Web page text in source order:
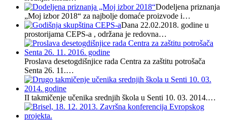
Dodeljena priznanja
„Moj izbor 2018“ za najbolje domaće proizvode i…
Dana 22.02.2018. godine u
prostorijama CEPS-a , održana je redovna…
Proslava desetogdišnjice rada Centra za zaštitu potrošača
Senta 26. 11.…
II takmičenje učenika srednjih škola u Senti 10. 03. 2014.…